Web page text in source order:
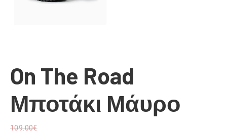
On The Road
Μποτάκι Μάυρο
109.00€